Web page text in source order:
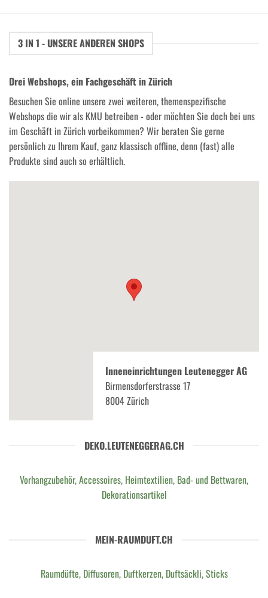
3 IN 1 - UNSERE ANDEREN SHOPS
Drei Webshops, ein Fachgeschäft in Zürich
Besuchen Sie online unsere zwei weiteren, themenspezifische
Webshops die wir als KMU betreiben - oder möchten Sie doch bei uns
im Geschäft in Zürich vorbeikommen? Wir beraten Sie gerne
persönlich zu Ihrem Kauf, ganz klassisch offline, denn (fast) alle
Produkte sind auch so erhältlich.
Inneneinrichtungen Leutenegger AG
Birmensdorferstrasse 17
8004 Zürich
DEKO.LEUTENEGGERAG.CH
Vorhangzubehör, Accessoires, Heimtextilien, Bad- und Bettwaren,
Dekorationsartikel
MEIN-RAUMDUFT.CH
Raumdüfte, Diffusoren, Duftkerzen, Duftsäckli, Sticks